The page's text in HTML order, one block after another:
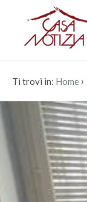
Ti trovi in: Home ›